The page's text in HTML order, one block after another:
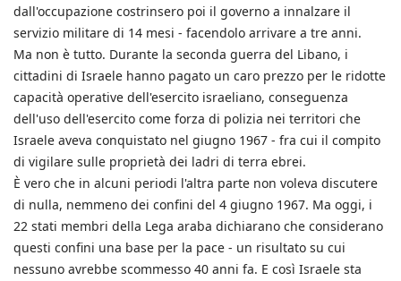
dall'occupazione costrinsero poi il governo a innalzare il
servizio militare di 14 mesi - facendolo arrivare a tre anni.
Ma non è tutto. Durante la seconda guerra del Libano, i
cittadini di Israele hanno pagato un caro prezzo per le ridotte
capacità operative dell'esercito israeliano, conseguenza
dell'uso dell'esercito come forza di polizia nei territori che
Israele aveva conquistato nel giugno 1967 - fra cui il compito
di vigilare sulle proprietà dei ladri di terra ebrei.
È vero che in alcuni periodi l'altra parte non voleva discutere
di nulla, nemmeno dei confini del 4 giugno 1967. Ma oggi, i
22 stati membri della Lega araba dichiarano che considerano
questi confini una base per la pace - un risultato su cui
nessuno avrebbe scommesso 40 anni fa. E così Israele sta